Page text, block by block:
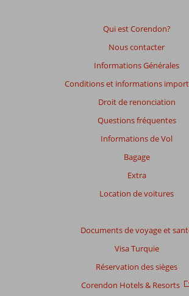
Qui est Corendon?
Nous contacter
Informations Générales
Conditions et informations
Droit de renonciation
Questions fréquentes
Informations de Vol
Bagage
Extra
Location de voitures
Documents de voyage et
Visa Turquie
Réservation des sièges
Corendon Hotels & Resorts